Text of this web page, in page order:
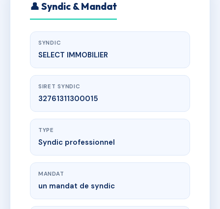
👤 Syndic & Mandat
SYNDIC
SELECT IMMOBILIER
SIRET SYNDIC
32761311300015
TYPE
Syndic professionnel
MANDAT
un mandat de syndic